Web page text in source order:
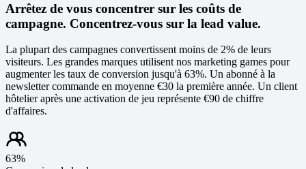
Arrêtez de vous concentrer sur les coûts de
campagne. Concentrez-vous sur la lead value.
La plupart des campagnes convertissent moins de 2% de leurs
visiteurs. Les grandes marques utilisent nos marketing games pour
augmenter les taux de conversion jusqu'à 63%. Un abonné à la
newsletter commande en moyenne €30 la première année. Un client
hôtelier après une activation de jeu représente €90 de chiffre
d'affaires.
63%